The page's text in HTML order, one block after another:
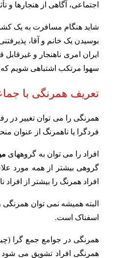
اجتماعی، آگاهی از هنجارها و
شاید هنگام مسافرت به یک
بوسیدن یک خانم و آقا،
ایران امری ناهنجار و
سهوا مرتکب اشتباهی شویم
تعریف همرنگی با
همرنگی را می توان تغییر در
فردگرا یا ناهمرنگ از عنوان
افراد را می توان به گروههای
گروهی بیشتر از همه مورد
افراد همرنگ را بیشتر از
البته همیشه نمی توان
اسفناک است.
همرنگی در جوامع جمع گرا
همرنگی افراد تشویق می شود